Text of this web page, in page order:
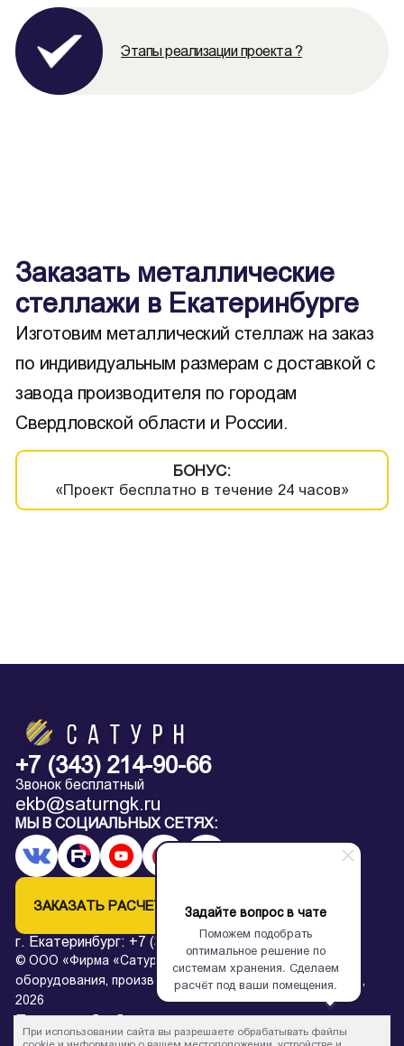
Задайте вопрос в чате
Поможем подобрать
оптимальное решение по
системам хранения. Сделаем
расчёт под ваши помещения.
Этапы реализации проекта ?
Заказать металлические
стеллажи в Екатеринбурге
Изготовим металлический стеллаж на заказ
по индивидуальным размерам с доставкой с
завода производителя по городам
Свердловской области и России.
БОНУС:
«Проект бесплатно в течение 24 часов»
+7 (343) 214-90-66
Звонок бесплатный
ekb@saturngk.ru
МЫ В СОЦИАЛЬНЫХ СЕТЯХ:
ЗАКАЗАТЬ РАСЧЕТ
г. Екатеринбург: +7 (343) 214-90-66
© ООО «Фирма «Сатурн» — завод архивного
оборудования, производство металлических стеллажей,
2026
Политика обработки персональных данных
* Все цены на сайте в процессе обновления и не являются
При использовании сайта вы разрешаете обрабатывать файлы